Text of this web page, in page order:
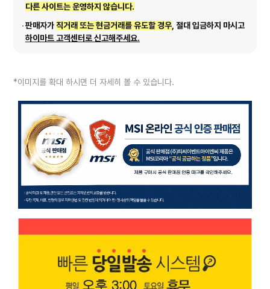
다른 사이트는 운영하지 않습니다.
판매자가직거래 또는 현금거래를 유도할 경우 , 절대 입금하지 마시고
하이마트 고객센터로 신고해주세요.
*이미지를 확대 하시면 더 자세히 볼 수 있습니다.